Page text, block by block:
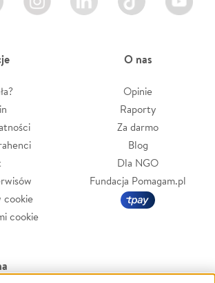
cookie
cookie
O nas
Opinie
Raporty
Za darmo
Blog
Dla NGO
Fundacja Pomagam.pl